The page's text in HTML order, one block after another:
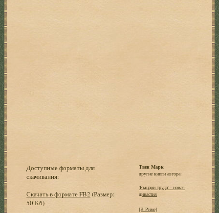
Доступные форматы для
скачивания:
Скачать в формате FB2 (Размер:
50 Кб)
Твен Марк
другие книги автора:
'Рыцари труда' - новая
династия
[В Риме]